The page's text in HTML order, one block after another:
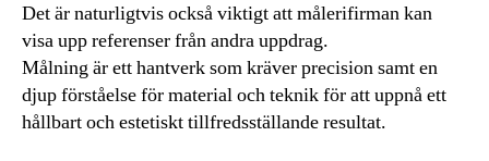
Det är naturligtvis också viktigt att målerifirman kan
visa upp referenser från andra uppdrag.
Målning är ett hantverk som kräver precision samt en
djup förståelse för material och teknik för att uppnå ett
hållbart och estetiskt tillfredsställande resultat.